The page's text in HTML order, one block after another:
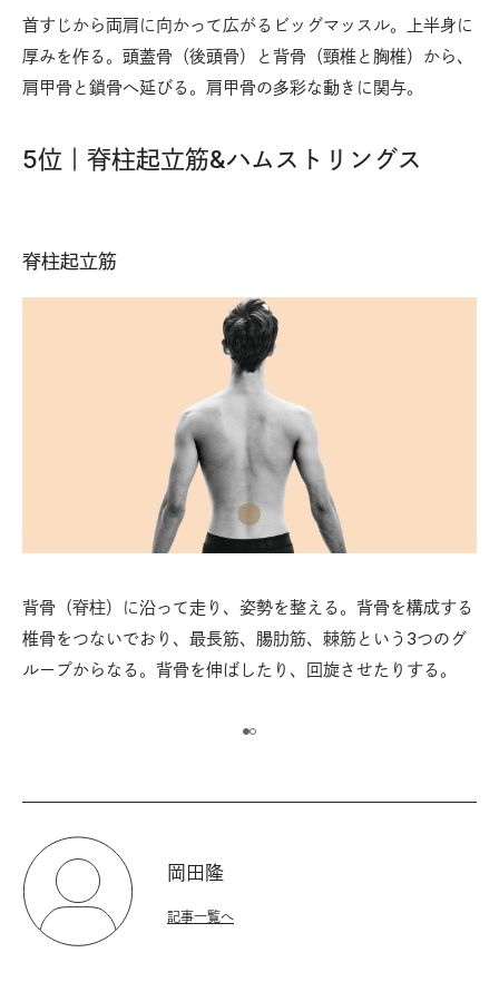
首すじから両肩に向かって広がるビッグマッスル。上半身に
厚みを作る。頭蓋骨（後頭骨）と背骨（頸椎と胸椎）から、
肩甲骨と鎖骨へ延びる。肩甲骨の多彩な動きに関与。
5位｜脊柱起立筋&ハムストリングス
脊柱起立筋
背骨（脊柱）に沿って走り、姿勢を整える。背骨を構成する
椎骨をつないでおり、最長筋、腸肋筋、棘筋という3つのグ
ループからなる。背骨を伸ばしたり、回旋させたりする。
岡田隆
記事一覧へ